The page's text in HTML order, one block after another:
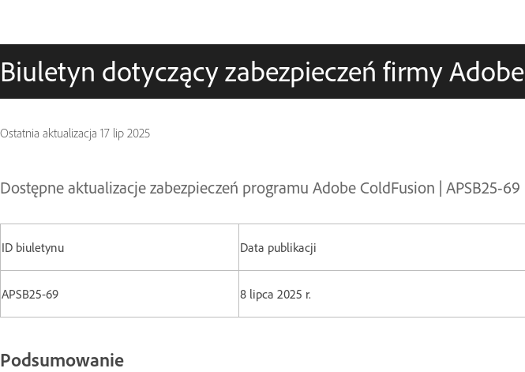
Biuletyn dotyczący zabezpieczeń firmy Adobe
Ostatnia aktualizacja 17 lip 2025
Dostępne aktualizacje zabezpieczeń programu Adobe ColdFusion | APSB25-69
ID biuletynu Data publikacji
APSB25-69 8 lipca 2025 r.
Podsumowanie